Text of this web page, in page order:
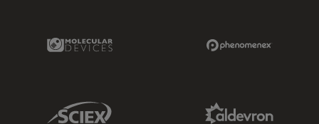
Molecular Devices Link
Sciex Link